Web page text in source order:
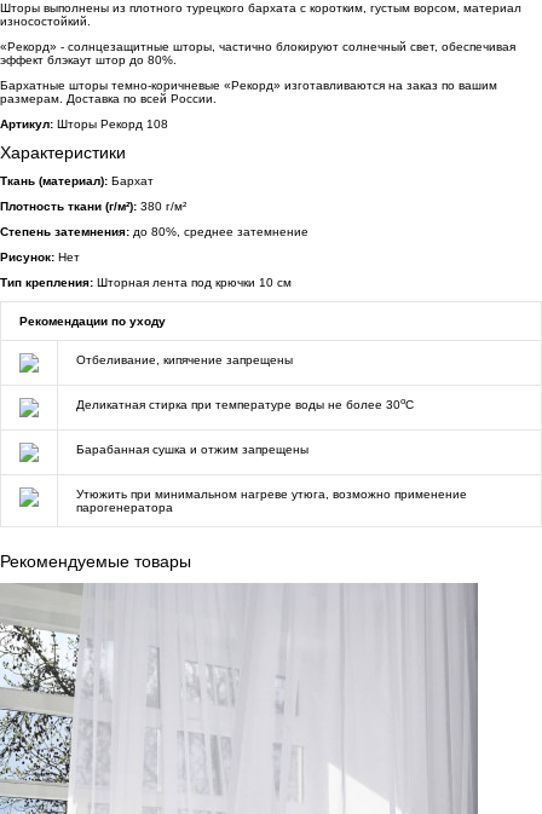
Шторы выполнены из плотного турецкого бархата с коротким, густым ворсом, материал
износостойкий.
«Рекорд» - солнцезащитные шторы, частично блокируют солнечный свет, обеспечивая
эффект блэкаут штор до 80%.
Бархатные шторы темно-коричневые «Рекорд» изготавливаются на заказ по вашим
размерам. Доставка по всей России.
Артикул: Шторы Рекорд 108
Характеристики
Ткань (материал): Бархат
Плотность ткани (г/м²): 380 г/м²
Степень затемнения: до 80%, среднее затемнение
Рисунок: Нет
Тип крепления: Шторная лента под крючки 10 см
Рекомендации по уходу
Отбеливание, кипячение запрещены
Деликатная стирка при температуре воды не более 30oC
Барабанная сушка и отжим запрещены
Утюжить при минимальном нагреве утюга, возможно применение
парогенератора
Рекомендуемые товары